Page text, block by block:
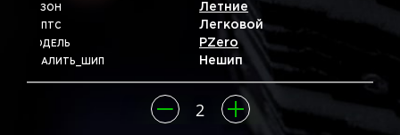
СЕЗОН Летние
ТИПТС Легковой
МОДЕЛЬ PZero
УДАЛИТЬ_ШИП Нешип